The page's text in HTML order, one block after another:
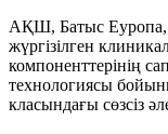
АҚШ, Батыс Еуропа,
жүргізілген
компоненттерінің
технологиясы
класындағы сөзсіз